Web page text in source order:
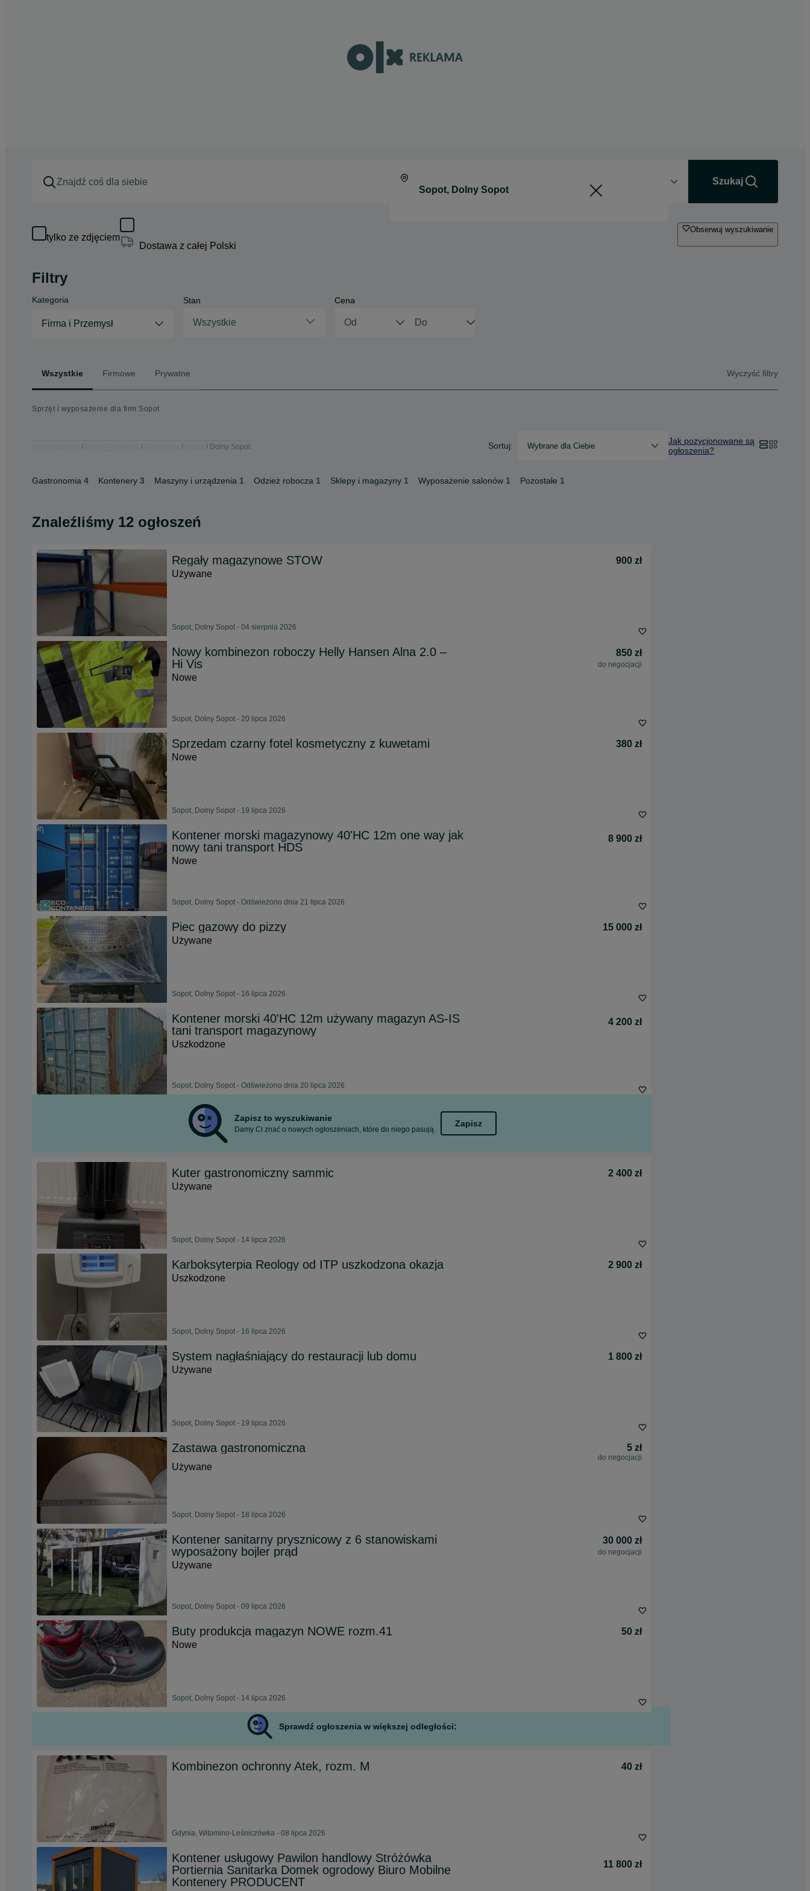
Szukaj
tylko ze zdjęciem
Dostawa z całej Polski
Obserwuj wyszukiwanie
Filtry
Kategoria
Firma i Przemysł
Stan
Wszystkie
Cena
Wszystkie Firmowe Prywatne Wyczyść filtry
Sprzęt i wyposażenie dla firm Sopot
Dolny Sopot Sortuj: Wybrane dla Ciebie
Jak pozycjonowane są
ogłoszenia?
Gastronomia 4 Kontenery 3 Maszyny i urządzenia 1 Odzież robocza 1 Sklepy i magazyny 1 Wyposażenie salonów 1 Pozostałe 1
Znaleźliśmy 12 ogłoszeń
Regały magazynowe STOW
900 zł
Używane
Sopot, Dolny Sopot - 04 sierpnia 2026
Nowy kombinezon roboczy Helly Hansen Alna 2.0 –
Hi Vis
850 zł
do negocjacji
Nowe
Sopot, Dolny Sopot - 20 lipca 2026
Sprzedam czarny fotel kosmetyczny z kuwetami
380 zł
Nowe
Sopot, Dolny Sopot - 19 lipca 2026
Kontener morski magazynowy 40'HC 12m one way jak
nowy tani transport HDS
8 900 zł
Nowe
Sopot, Dolny Sopot - Odświeżono dnia 21 lipca 2026
Piec gazowy do pizzy
15 000 zł
Używane
Sopot, Dolny Sopot - 16 lipca 2026
Kontener morski 40'HC 12m używany magazyn AS-IS
tani transport magazynowy
4 200 zł
Uszkodzone
Sopot, Dolny Sopot - Odświeżono dnia 20 lipca 2026
Zapisz to wyszukiwanie
Damy Ci znać o nowych ogłoszeniach, które do niego pasują.
Zapisz
Kuter gastronomiczny sammic
2 400 zł
Używane
Sopot, Dolny Sopot - 14 lipca 2026
Karboksyterpia Reology od ITP uszkodzona okazja
2 900 zł
Uszkodzone
Sopot, Dolny Sopot - 16 lipca 2026
System nagłaśniający do restauracji lub domu
1 800 zł
Używane
Sopot, Dolny Sopot - 19 lipca 2026
Zastawa gastronomiczna 5 zł
do negocjacji
Używane
Sopot, Dolny Sopot - 18 lipca 2026
Kontener sanitarny prysznicowy z 6 stanowiskami
wyposażony bojler prąd
30 000 zł
do negocjacji
Używane
Sopot, Dolny Sopot - 09 lipca 2026
Buty produkcja magazyn NOWE rozm.41
50 zł
Nowe
Sopot, Dolny Sopot - 14 lipca 2026
Sprawdź ogłoszenia w większej odległości:
Kombinezon ochronny Atek, rozm. M 40 zł
Gdynia, Witomino-Leśniczówka - 08 lipca 2026
Kontener usługowy Pawilon handlowy Stróżówka
Portiernia Sanitarka Domek ogrodowy Biuro Mobilne
Kontenery PRODUCENT
11 800 zł